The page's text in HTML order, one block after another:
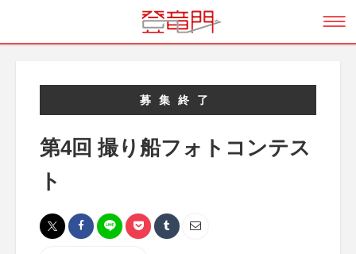
募集終了
第4回 撮り船フォトコンテス
ト